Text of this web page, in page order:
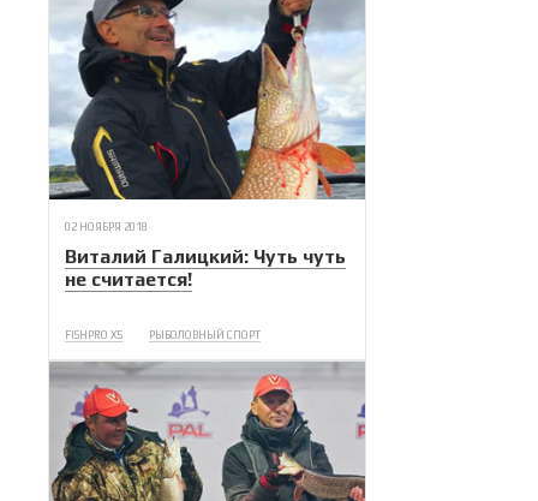
02 НОЯБРЯ 2018
Виталий Галицкий: Чуть чуть
не считается!
FISHPRO X5 РЫБОЛОВНЫЙ СПОРТ